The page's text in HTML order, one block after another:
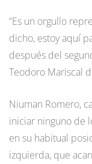
“Es un orgullo
dicho, estoy aquí
después del
Teodoro Mariscal
Niuman Romero,
iniciar ninguno de
en su habitual
izquierda, que